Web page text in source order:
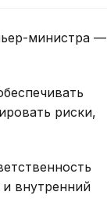
министра —
риски,
внутренний